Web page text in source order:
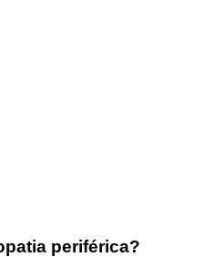
periférica?